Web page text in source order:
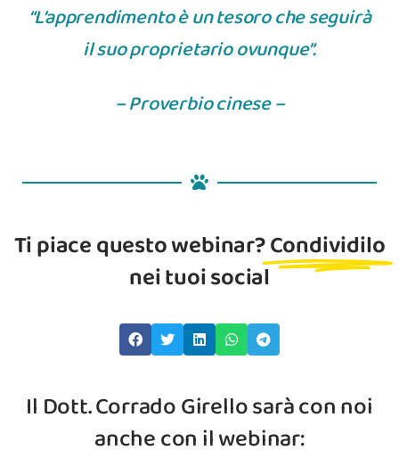
“L’apprendimento è un tesoro che seguirà
il suo proprietario ovunque”.
– Proverbio cinese –
Ti piace questo webinar?Condividilo
nei tuoi social
Il Dott. Corrado Girello sarà con noi
anche con il webinar: